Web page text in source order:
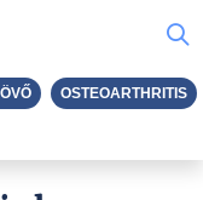
OSTEOARTHRITIS